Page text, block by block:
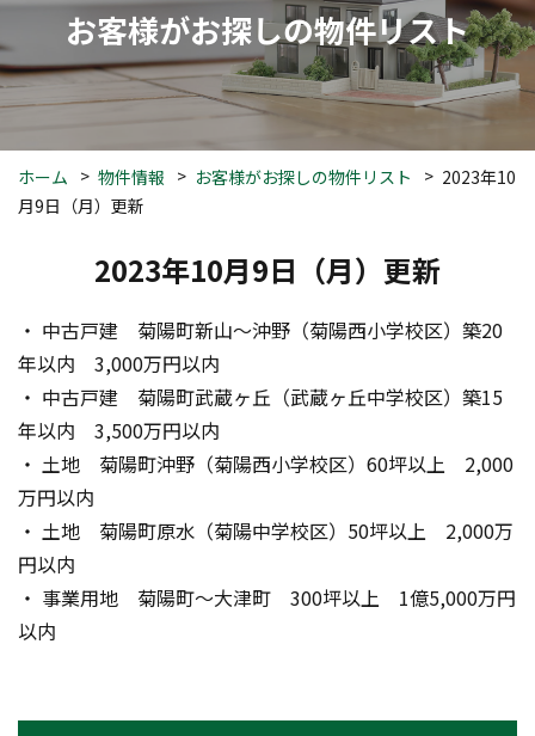
お客様がお探しの物件リスト
ホーム 物件情報 お客様がお探しの物件リスト
2023年10
月9日（月）更新
2023年10月9日（月）更新
・ 中古戸建　菊陽町新山～沖野（菊陽西小学校区）築20
年以内　3,000万円以内
・ 中古戸建　菊陽町武蔵ヶ丘（武蔵ヶ丘中学校区）築15
年以内　3,500万円以内
・ 土地　菊陽町沖野（菊陽西小学校区）60坪以上　2,000
万円以内
・ 土地　菊陽町原水（菊陽中学校区）50坪以上　2,000万
円以内
・ 事業用地　菊陽町～大津町　300坪以上　1億5,000万円
以内